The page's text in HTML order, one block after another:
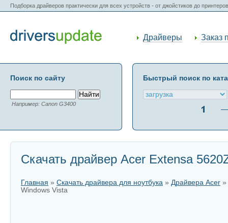
Подборка драйверов практически для всех устройств - от джойстиков до
Драйверы Заказ
Поиск по сайту
Например: Canon G3400
Быстрый поиск по
Скачать драйвер Acer Extensa
Главная » Скачать драйвера для ноутбука » Драйвера Acer »
Windows Vista